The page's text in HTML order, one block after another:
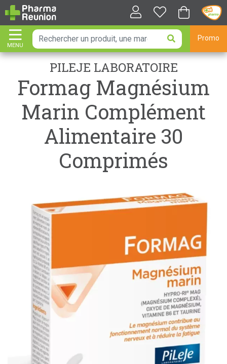
MENU
AFFICHER LA NAVIGATION
Promo
PILEJE LABORATOIRE
Formag Magnésium
Marin Complément
Alimentaire 30
Comprimés